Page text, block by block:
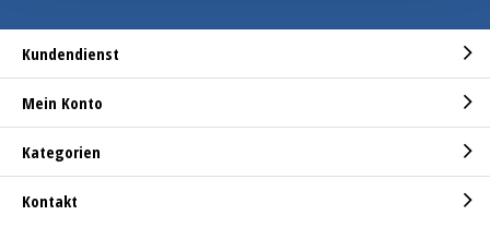
Kundendienst
Mein Konto
Kategorien
Kontakt